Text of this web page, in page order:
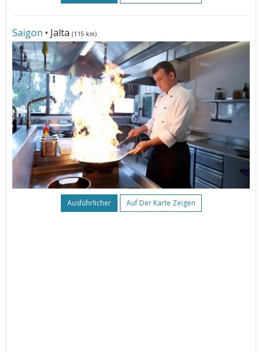
Saigon • Jalta (115 km)
Ausführlicher Auf Der Karte Zeigen